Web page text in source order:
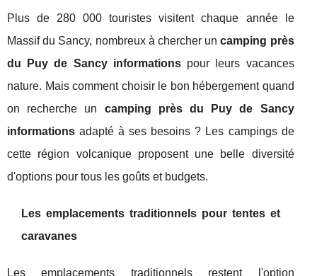
Plus de 280 000 touristes visitent chaque année le
Massif du Sancy, nombreux à chercher uncamping près
du Puy de Sancy informationspour leurs vacances
nature. Mais comment choisir le bon hébergement quand
on recherche un camping près du Puy de Sancy
informations adapté à ses besoins ? Les campings de
cette région volcanique proposent une belle diversité
d'options pour tous les goûts et budgets.
Les emplacements traditionnels pour tentes et
caravanes
Les emplacements traditionnels restent l'option